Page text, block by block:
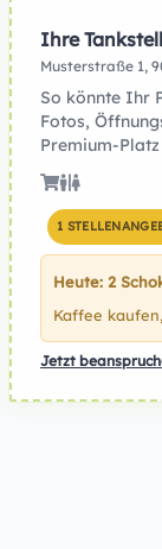
Ihre
Musterstraße 1,
So könnte Ihr
Fotos,
Premium-
1
Heute: 2
Kaffee
Jetzt